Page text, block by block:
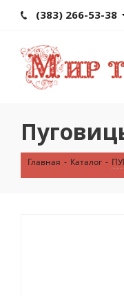
(383) 266-53-38
Главная - Каталог -